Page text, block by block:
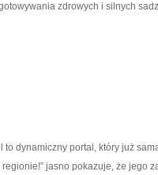
zdrowych i silnych
to dynamiczny portal, który już
jasno pokazuje, że jego